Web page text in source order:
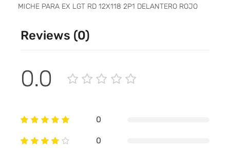
MICHE PARA EX LGT RD 12X118 2P1 DELANTERO ROJO
Reviews (0)
0.0
0
0